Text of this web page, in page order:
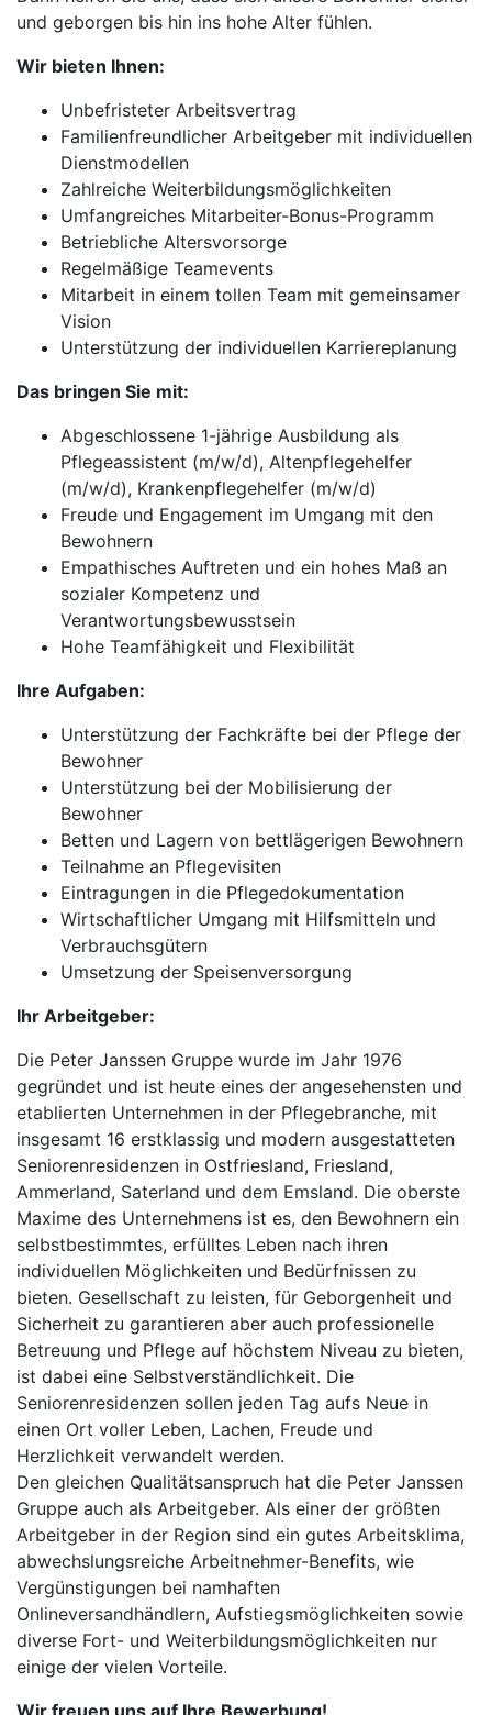
und geborgen bis hin ins hohe Alter fühlen.
Wir bieten Ihnen:
Unbefristeter Arbeitsvertrag
Familienfreundlicher Arbeitgeber mit individuellen
Dienstmodellen
Zahlreiche Weiterbildungsmöglichkeiten
Umfangreiches Mitarbeiter-Bonus-Programm
Betriebliche Altersvorsorge
Regelmäßige Teamevents
Mitarbeit in einem tollen Team mit gemeinsamer
Vision
Unterstützung der individuellen Karriereplanung
Das bringen Sie mit:
Abgeschlossene 1-jährige Ausbildung als
Pflegeassistent (m/w/d), Altenpflegehelfer
(m/w/d), Krankenpflegehelfer (m/w/d)
Freude und Engagement im Umgang mit den
Bewohnern
Empathisches Auftreten und ein hohes Maß an
sozialer Kompetenz und
Verantwortungsbewusstsein
Hohe Teamfähigkeit und Flexibilität
Ihre Aufgaben:
Unterstützung der Fachkräfte bei der Pflege der
Bewohner
Unterstützung bei der Mobilisierung der
Bewohner
Betten und Lagern von bettlägerigen Bewohnern
Teilnahme an Pflegevisiten
Eintragungen in die Pflegedokumentation
Wirtschaftlicher Umgang mit Hilfsmitteln und
Verbrauchsgütern
Umsetzung der Speisenversorgung
Ihr Arbeitgeber:
Die Peter Janssen Gruppe wurde im Jahr 1976
gegründet und ist heute eines der angesehensten und
etablierten Unternehmen in der Pflegebranche, mit
insgesamt 16 erstklassig und modern ausgestatteten
Seniorenresidenzen in Ostfriesland, Friesland,
Ammerland, Saterland und dem Emsland. Die oberste
Maxime des Unternehmens ist es, den Bewohnern ein
selbstbestimmtes, erfülltes Leben nach ihren
individuellen Möglichkeiten und Bedürfnissen zu
bieten. Gesellschaft zu leisten, für Geborgenheit und
Sicherheit zu garantieren aber auch professionelle
Betreuung und Pflege auf höchstem Niveau zu bieten,
ist dabei eine Selbstverständlichkeit. Die
Seniorenresidenzen sollen jeden Tag aufs Neue in
einen Ort voller Leben, Lachen, Freude und
Herzlichkeit verwandelt werden.
Den gleichen Qualitätsanspruch hat die Peter Janssen
Gruppe auch als Arbeitgeber. Als einer der größten
Arbeitgeber in der Region sind ein gutes Arbeitsklima,
abwechslungsreiche Arbeitnehmer-Benefits, wie
Vergünstigungen bei namhaften
Onlineversandhändlern, Aufstiegsmöglichkeiten sowie
diverse Fort- und Weiterbildungsmöglichkeiten nur
einige der vielen Vorteile.
Wir freuen uns auf Ihre Bewerbung!